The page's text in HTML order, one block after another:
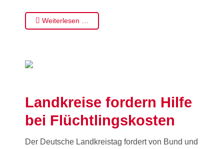
Weiterlesen …
Landkreise fordern Hilfe
bei Flüchtlingskosten
Der Deutsche Landkreistag fordert von Bund und